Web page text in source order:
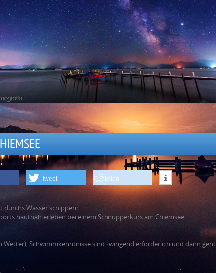
tweet teilen
durchs Wasser schippern…
hautnah erleben bei einem Schnupperkurs am Chiemsee.
Wetter), Schwimmkenntnisse sind zwingend erforderlich und dann geht